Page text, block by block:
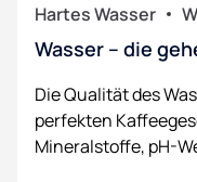
Hartes Wasser
Wasser – die
Die Qualität des
perfekten
Mineralstoffe, pH-